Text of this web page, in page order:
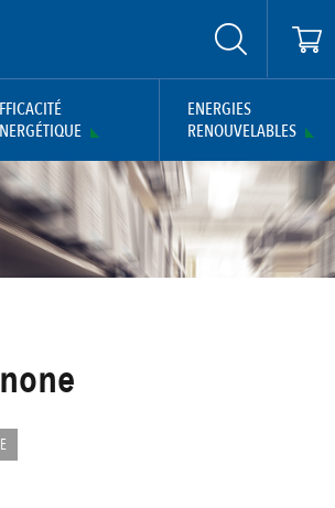
ENERGIES
RENOUVELABLES